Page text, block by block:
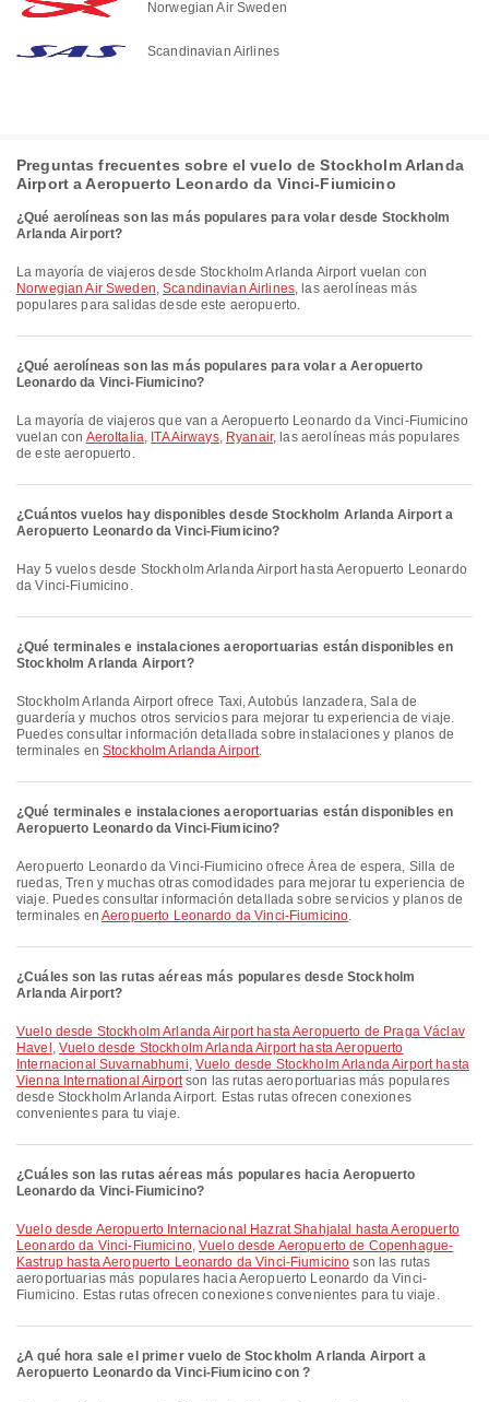
Norwegian Air Sweden
Scandinavian Airlines
Preguntas frecuentes sobre el vuelo de Stockholm Arlanda
Airport a Aeropuerto Leonardo da Vinci-Fiumicino
¿Qué aerolíneas son las más populares para volar desde Stockholm
Arlanda Airport?
La mayoría de viajeros desde Stockholm Arlanda Airport vuelan con
Norwegian Air Sweden,Scandinavian Airlines, las aerolíneas más
populares para salidas desde este aeropuerto.
¿Qué aerolíneas son las más populares para volar a Aeropuerto
Leonardo da Vinci-Fiumicino?
La mayoría de viajeros que van a Aeropuerto Leonardo da Vinci-Fiumicino
vuelan con AeroItalia, ITA Airways, Ryanair, las aerolíneas más populares
de este aeropuerto.
¿Cuántos vuelos hay disponibles desde Stockholm Arlanda Airport a
Aeropuerto Leonardo da Vinci-Fiumicino?
Hay 5 vuelos desde Stockholm Arlanda Airport hasta Aeropuerto Leonardo
da Vinci-Fiumicino.
¿Qué terminales e instalaciones aeroportuarias están disponibles en
Stockholm Arlanda Airport?
Stockholm Arlanda Airport ofrece Taxi, Autobús lanzadera, Sala de
guardería y muchos otros servicios para mejorar tu experiencia de viaje.
Puedes consultar información detallada sobre instalaciones y planos de
terminales en Stockholm Arlanda Airport.
¿Qué terminales e instalaciones aeroportuarias están disponibles en
Aeropuerto Leonardo da Vinci-Fiumicino?
Aeropuerto Leonardo da Vinci-Fiumicino ofrece Área de espera, Silla de
ruedas, Tren y muchas otras comodidades para mejorar tu experiencia de
viaje. Puedes consultar información detallada sobre servicios y planos de
terminales en Aeropuerto Leonardo da Vinci-Fiumicino.
¿Cuáles son las rutas aéreas más populares desde Stockholm
Arlanda Airport?
Vuelo desde Stockholm Arlanda Airport hasta Aeropuerto de Praga Václav
Havel , Vuelo desde Stockholm Arlanda Airport hasta Aeropuerto
Internacional Suvarnabhumi, Vuelo desde Stockholm Arlanda Airport hasta
Vienna International Airportson las rutas aeroportuarias más populares
desde Stockholm Arlanda Airport. Estas rutas ofrecen conexiones
convenientes para tu viaje.
¿Cuáles son las rutas aéreas más populares hacia Aeropuerto
Leonardo da Vinci-Fiumicino?
Vuelo desde Aeropuerto Internacional Hazrat Shahjalal hasta Aeropuerto
Leonardo da Vinci-Fiumicino,Vuelo desde Aeropuerto de Copenhague-
Kastrup hasta Aeropuerto Leonardo da Vinci-Fiumicino son las rutas
aeroportuarias más populares hacia Aeropuerto Leonardo da Vinci-
Fiumicino. Estas rutas ofrecen conexiones convenientes para tu viaje.
¿A qué hora sale el primer vuelo de Stockholm Arlanda Airport a
Aeropuerto Leonardo da Vinci-Fiumicino con ?